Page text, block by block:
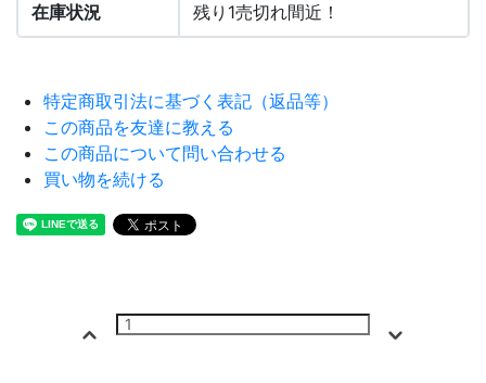
在庫状況 残り1売切れ間近！
特定商取引法に基づく表記（返品等）
この商品を友達に教える
この商品について問い合わせる
買い物を続ける